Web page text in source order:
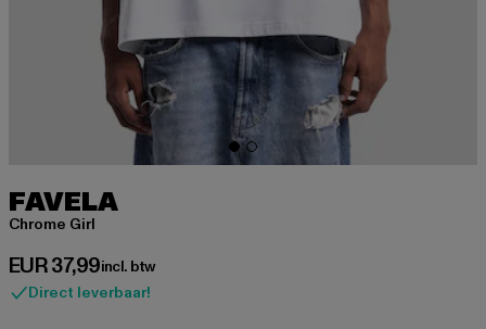
FAVELA
Chrome Girl
EUR 37,99
Huidige prijs: EUR 37,99
incl. btw
Direct leverbaar!